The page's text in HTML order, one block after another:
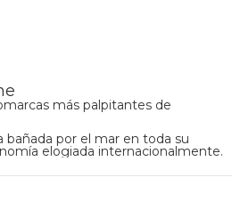
más palpitantes de
bañada por el mar en toda su
elogiada internacionalmente.